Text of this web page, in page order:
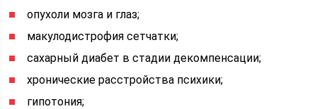
опухоли мозга и глаз;
макулодистрофия сетчатки;
сахарный диабет в стадии декомпенсации;
хронические расстройства психики;
гипотония;